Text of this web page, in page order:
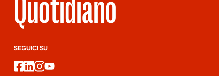
Quotidiano
SEGUICI SU
facebook
linkedin
instagram
youtube